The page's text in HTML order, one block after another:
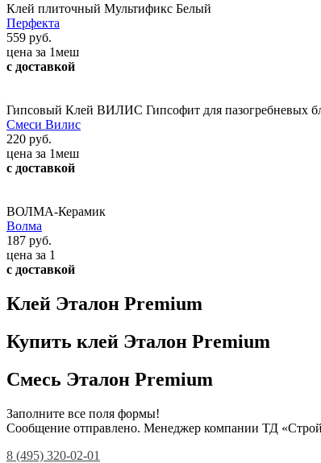
Клей плиточный Мультификс Белый
Перфекта
559 руб.
цена за 1меш
с доставкой
Гипсовый Клей ВИЛИС Гипсофит для пазогребневых
Смеси Вилис
220 руб.
цена за 1меш
с доставкой
ВОЛМА-Керамик
Волма
187 руб.
цена за 1
с доставкой
Клей Эталон Premium
Купить клей Эталон Premium
Смесь Эталон Premium
Заполните все поля формы!
Сообщение отправлено. Менеджер компании ТД
8 (495) 320-02-01